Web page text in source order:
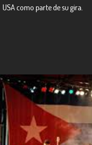
USA como parte de su gira.